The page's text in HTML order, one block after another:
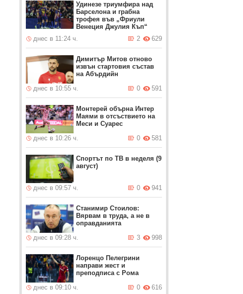
Удинезе триумфира над
Барселона и грабна
трофея във „Фриули
Венеция Джулия Къп“
днес в 11:24 ч.
629
2
Димитър Митов отново
извън стартовия състав
на Абърдийн
днес в 10:55 ч.
591
0
Монтерей обърна Интер
Маями в отсъствието на
Меси и Суарес
днес в 10:26 ч.
581
0
Спортът по ТВ в неделя (9
август)
днес в 09:57 ч. 941
0
Станимир Стоилов:
Вярвам в труда, а не в
оправданията
днес в 09:28 ч.
998
3
Лоренцо Пелегрини
направи жест и
преподписа с Рома
днес в 09:10 ч.
616
0